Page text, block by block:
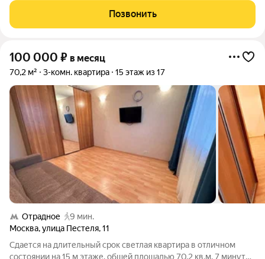
площадью 64 м, расположенная на 8 этаже 16-этажного дома.
Позвонить
100 000 ₽ в месяц
70,2 м² 3-комн. квартира 15 этаж из 17
Отрадное
9 мин.
Москва,улица Пестеля,11
Сдается на длительный срок светлая квартира в отличном
состоянии на 15 м этаже. общей площадью 70.2 кв.м, 7 минут